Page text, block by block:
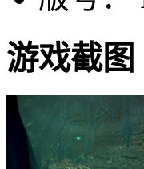
游戏截图